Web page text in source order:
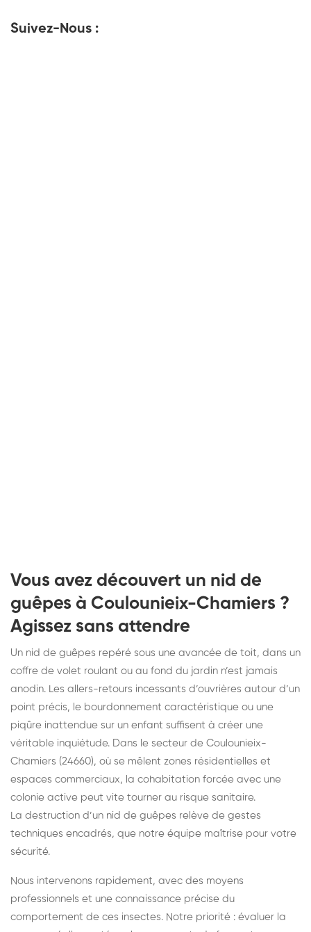
Suivez-Nous :
Vous avez découvert un nid de
guêpes à Coulounieix-Chamiers ?
Agissez sans attendre
Un nid de guêpes repéré sous une avancée de toit, dans un
coffre de volet roulant ou au fond du jardin n’est jamais
anodin. Les allers-retours incessants d’ouvrières autour d’un
point précis, le bourdonnement caractéristique ou une
piqûre inattendue sur un enfant suffisent à créer une
véritable inquiétude. Dans le secteur de Coulounieix-
Chamiers (24660), où se mêlent zones résidentielles et
espaces commerciaux, la cohabitation forcée avec une
colonie active peut vite tourner au risque sanitaire.
La destruction d’un nid de guêpes relève de gestes
techniques encadrés, que notre équipe maîtrise pour votre
sécurité.
Nous intervenons rapidement, avec des moyens
professionnels et une connaissance précise du
comportement de ces insectes. Notre priorité : évaluer la